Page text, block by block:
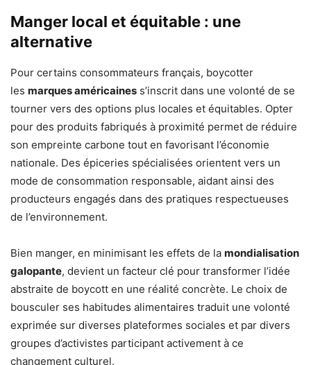
Manger local et équitable : une
alternative
Pour certains consommateurs français, boycotter
les marques américaines s’inscrit dans une volonté de se
tourner vers des options plus locales et équitables. Opter
pour des produits fabriqués à proximité permet de réduire
son empreinte carbone tout en favorisant l’économie
nationale. Des épiceries spécialisées orientent vers un
mode de consommation responsable, aidant ainsi des
producteurs engagés dans des pratiques respectueuses
de l’environnement.
Bien manger, en minimisant les effets de la mondialisation
galopante, devient un facteur clé pour transformer l’idée
abstraite de boycott en une réalité concrète. Le choix de
bousculer ses habitudes alimentaires traduit une volonté
exprimée sur diverses plateformes sociales et par divers
groupes d’activistes participant activement à ce
changement culturel.